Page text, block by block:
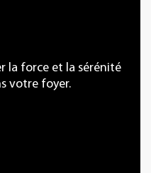
la force et la sérénité
votre foyer.